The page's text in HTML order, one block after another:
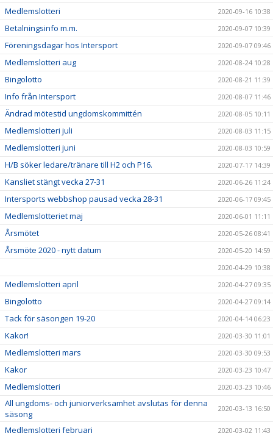
Medlemslotteri 2020-09-16 10:38
Betalningsinfo m.m. 2020-09-07 10:39
Föreningsdagar hos Intersport 2020-09-07 09:46
Medlemslotteri aug 2020-08-24 10:28
Bingolotto 2020-08-21 11:39
Info från Intersport 2020-08-07 11:46
Ändrad mötestid ungdomskommittén 2020-08-05 10:11
Medlemslotteri juli 2020-08-03 11:15
Medlemslotteri juni 2020-08-03 10:59
H/B söker ledare/tränare till H2 och P16. 2020-07-17 14:39
Kansliet stängt vecka 27-31 2020-06-26 11:24
Intersports webbshop pausad vecka 28-31 2020-06-17 09:45
Medlemslotteriet maj 2020-06-01 11:11
Årsmötet 2020-05-26 08:41
Årsmöte 2020 - nytt datum
2020-05-20 14:59
2020-04-29 10:38
Medlemslotteri april 2020-04-27 09:35
Bingolotto 2020-04-27 09:14
Tack för säsongen 19-20 2020-04-14 06:23
Kakor! 2020-03-30 11:01
Medlemslotteri mars 2020-03-30 09:53
Kakor 2020-03-23 10:47
Medlemslotteri 2020-03-23 10:46
All ungdoms- och juniorverksamhet avslutas för denna
säsong
2020-03-13 16:50
Medlemslotteri februari 2020-03-02 11:43